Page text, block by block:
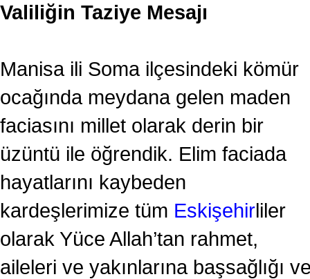
Valiliğin Taziye Mesajı
Manisa ili Soma ilçesindeki kömür
ocağında meydana gelen maden
faciasını millet olarak derin bir
üzüntü ile öğrendik. Elim faciada
hayatlarını kaybeden
kardeşlerimize tüm Eskişehirliler
olarak Yüce Allah’tan rahmet,
aileleri ve yakınlarına başsağlığı